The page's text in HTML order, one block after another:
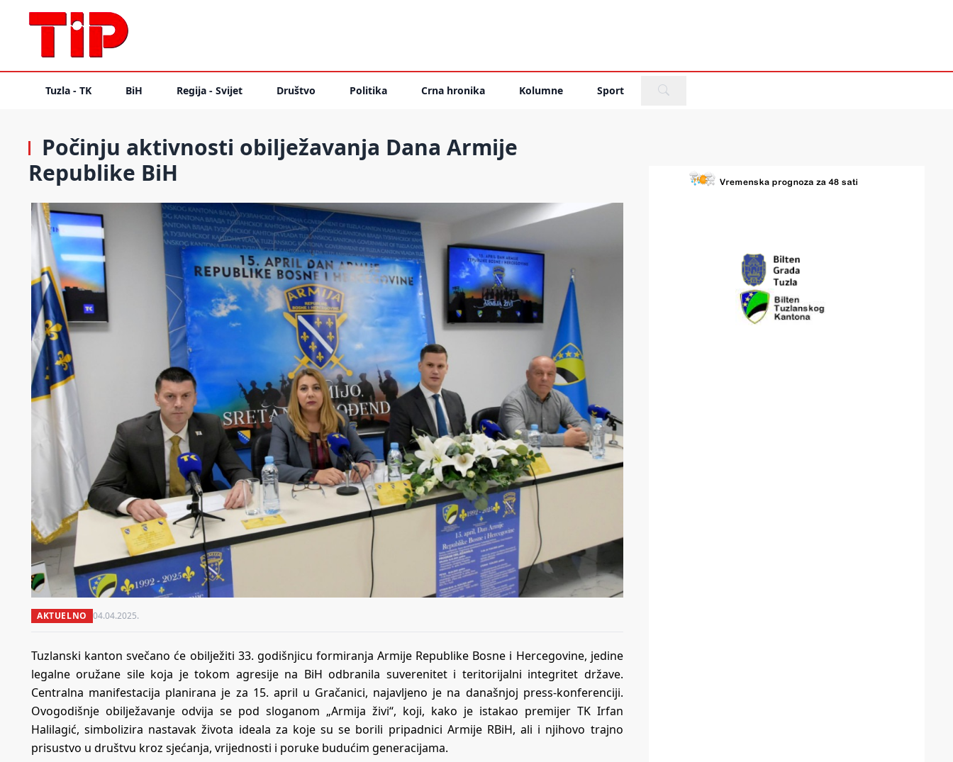
Tuzla - TK BiH Regija - Svijet Društvo Politika Crna hronika Kolumne Sport
Počinju aktivnosti obilježavanja Dana Armije
Republike BiH
AKTUELNO 04.04.2025.
Tuzlanski kanton svečano će obilježiti 33. godišnjicu formiranja Armije Republike Bosne i Hercegovine, jedine
legalne oružane sile koja je tokom agresije na BiH odbranila suverenitet i teritorijalni integritet države.
Centralna manifestacija planirana je za 15. april u Gračanici, najavljeno je na današnjoj press-konferenciji.
Ovogodišnje obilježavanje odvija se pod sloganom „Armija živi“, koji, kako je istakao premijer TK Irfan
Halilagić, simbolizira nastavak života ideala za koje su se borili pripadnici Armije RBiH, ali i njihovo trajno
prisustvo u društvu kroz sjećanja, vrijednosti i poruke budućim generacijama.